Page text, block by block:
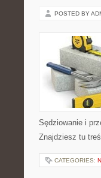
POSTED BY
Sędziowanie i
Znajdziesz tu
CATEGORIES: